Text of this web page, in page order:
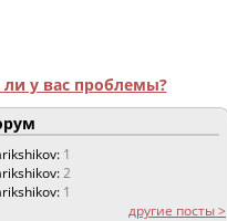
ли у вас проблемы?
1
2
1
другие посты >